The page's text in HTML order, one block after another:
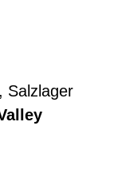
Salzlager